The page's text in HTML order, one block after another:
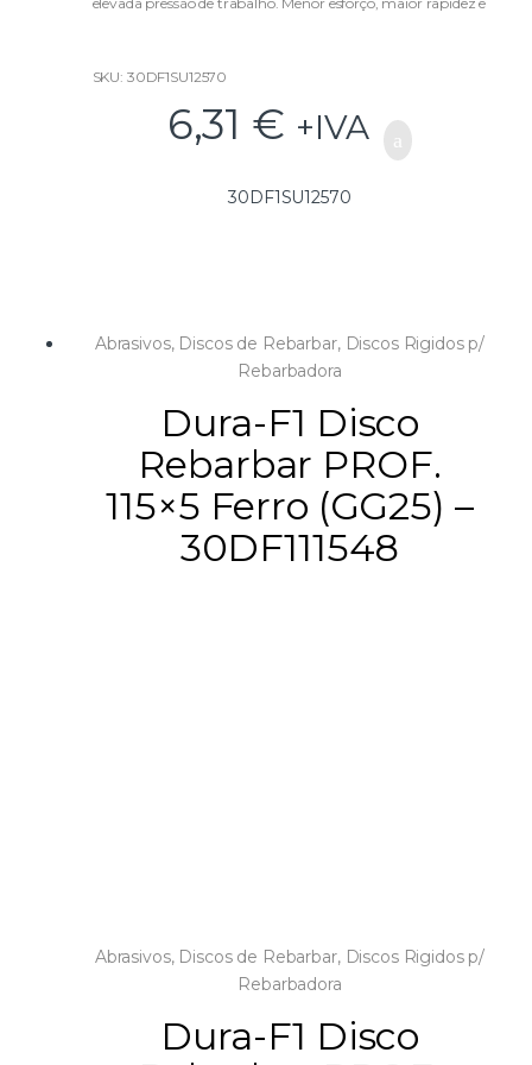
SKU: 30DF1SU12570
6,31 € +IVA
30DF1SU12570
Abrasivos, Discos de Rebarbar, Discos Rigidos p/
Rebarbadora
Dura-F1 Disco
Rebarbar PROF.
115×5 Ferro (GG25) –
30DF111548
Abrasivos, Discos de Rebarbar, Discos Rigidos p/
Rebarbadora
Dura-F1 Disco